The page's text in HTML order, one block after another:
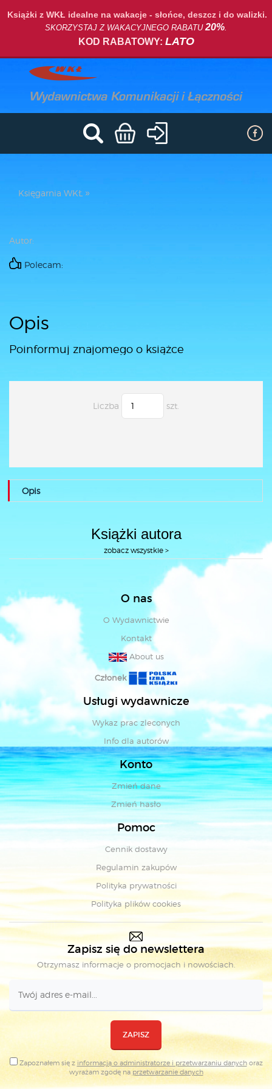
Książki z WKŁ idealne na wakacje - słońce, deszcz i do walizki.
SKORZYSTAJ Z WAKACYJNEGO RABATU20%.
KOD RABATOWY: LATO
Księgarnia WKŁ
Autor:
Polecam:
Opis
Poinformuj znajomego o książce
Liczba szt.
Opis
Książki autora
zobacz wszystkie >
O nas
O Wydawnictwie
Kontakt
About us
Członek
Usługi wydawnicze
Wykaz prac zleconych
Info dla autorów
Konto
Zmień dane
Zmień hasło
Pomoc
Cennik dostawy
Regulamin zakupów
Polityka prywatności
Polityka plików cookies
Zapisz się do newslettera
Otrzymasz informacje o promocjach i nowościach.
ZAPISZ
Zapoznałem się z informacją o administratorze i przetwarzaniu danychoraz
wyrażam zgodę naprzetwarzanie danych